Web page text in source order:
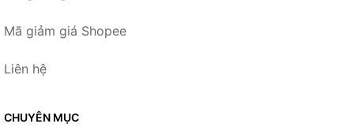
Mã giảm giá Shopee
Liên hệ
CHUYÊN MỤC